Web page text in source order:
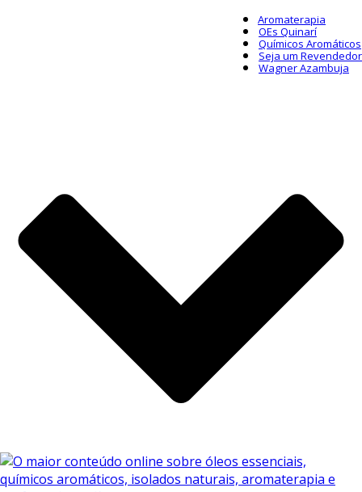
Aromaterapia
OEs Quinarí
Químicos Aromáticos
Seja um Revendedor
Wagner Azambuja